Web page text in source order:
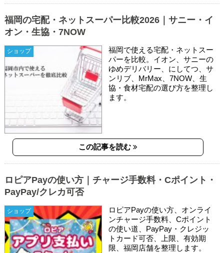
ショップ
福岡の宅配・ネットスーパー比較2026｜サニー・イ
オン・生協・7NOW
福岡で使える宅配・ネットスー
パーを比較。イオン、サニーの
ゆめデリバリー、にしてつ、サ
ンリブ、MrMax、7NOW、生
協・食材宅配の選び方を整理し
ます。
この記事を読む
ショップ
ロピアPayの使い方｜チャージ手数料・Cポイント・
PayPay/クレカ可否
ロピアPayの使い方、オンライ
ンチャージ手数料、Cポイント
の使い道、PayPay・クレジッ
トカード可否、上限、有効期
限、福岡店舗を整理します。